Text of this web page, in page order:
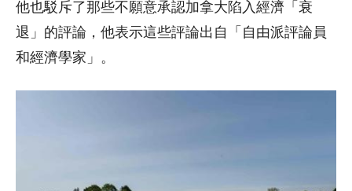
他也駁斥了那些不願意承認加拿大陷入經濟「衰
退」的評論，他表示這些評論出自「自由派評論員
和經濟學家」。